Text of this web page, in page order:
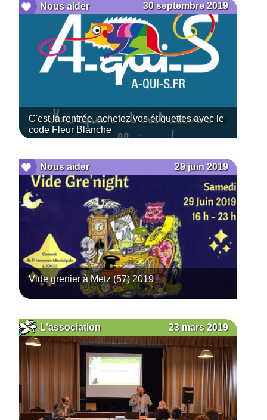
30 septembre 2019
Nous aider
C'est la rentrée, achetez vos étiquettes avec le
code Fleur Blanche
29 juin 2019
Nous aider
Vide grenier à Metz (57) 2019
23 mars 2019
L'association